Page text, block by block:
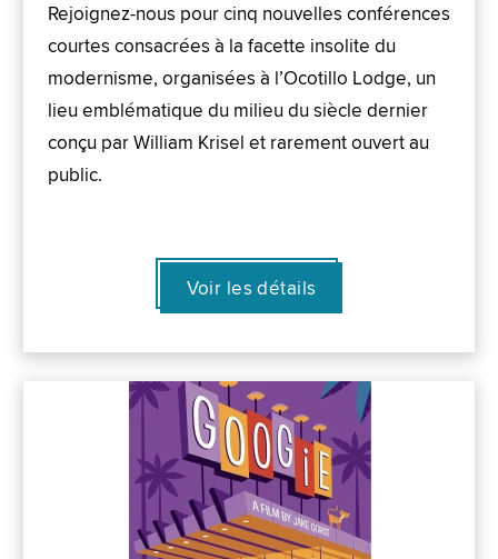
Rejoignez-nous pour cinq nouvelles conférences
courtes consacrées à la facette insolite du
modernisme, organisées à l’Ocotillo Lodge, un
lieu emblématique du milieu du siècle dernier
conçu par William Krisel et rarement ouvert au
public.
Voir les détails